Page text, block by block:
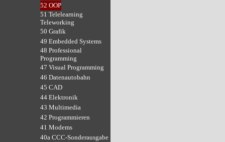
52 OOP
51 Telelearning
Teleworking
50 Grafik
49 Embedded Systems
48 Professional
Programming
47 Visual Programming
46 Datenautobahn
45 CAD
44 Elektronik
43 Multimedia
42 Programmieren
41 Modems
40a CCC-Sonderausgabe